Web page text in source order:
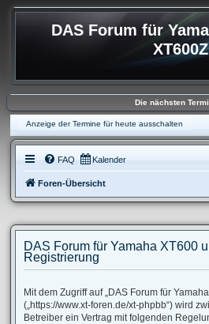
DAS Forum für
XT600Z
Die nächsten
Anzeige der Termine für heute ausschalten
FAQ Kalender
Foren-Übersicht
DAS Forum für Yamaha XT600
Registrierung
Mit dem Zugriff auf „DAS Forum für
(„https://www.xt-foren.de/xt-phpbb“) wird
Betreiber ein Vertrag mit folgenden